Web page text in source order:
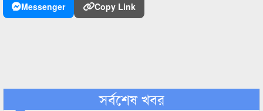
Messenger
Copy Link
সর্বশেষ খবর